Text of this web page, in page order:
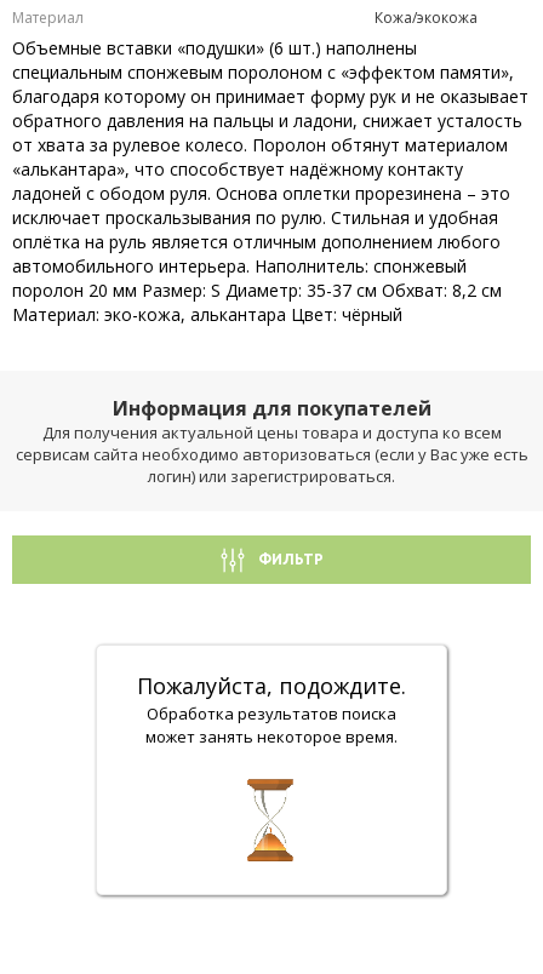
Материал
Кожа/экокожа
Объемные вставки «подушки» (6 шт.) наполнены
специальным спонжевым поролоном с «эффектом памяти»,
благодаря которому он принимает форму рук и не оказывает
обратного давления на пальцы и ладони, снижает усталость
от хвата за рулевое колесо. Поролон обтянут материалом
«алькантара», что способствует надёжному контакту
ладоней с ободом руля. Основа оплетки прорезинена – это
исключает проскальзывания по рулю. Стильная и удобная
оплётка на руль является отличным дополнением любого
автомобильного интерьера. Наполнитель: спонжевый
поролон 20 мм Размер: S Диаметр: 35-37 см Обхват: 8,2 см
Материал: эко-кожа, алькантара Цвет: чёрный
Информация для покупателей
Для получения актуальной цены товара и доступа ко всем
сервисам сайта необходимо авторизоваться (если у Вас уже есть
логин) или зарегистрироваться.
ФИЛЬТР
Пожалуйста, подождите.
Обработка результатов поиска
может занять некоторое время.